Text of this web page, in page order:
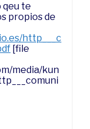
qeu te
propios de
http___c
[file
media/kun